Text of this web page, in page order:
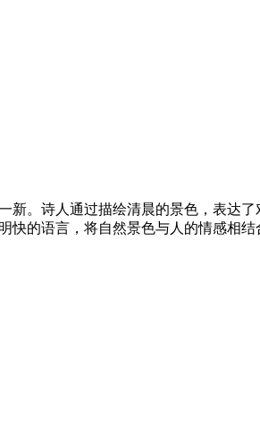
。诗人通过描绘清晨的景色，表达
的语言，将自然景色与人的情感相结